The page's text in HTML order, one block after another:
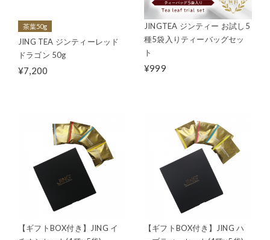
茶葉50g
JING TEA ジンティーレッド
ドラゴン 50g
¥7,200
JINGTEA ジンティー お試し5
種5袋入りティーバッグセッ
ト
¥999
【ギフトBOX付き】JING イ
【ギフトBOX付き】JING ハ